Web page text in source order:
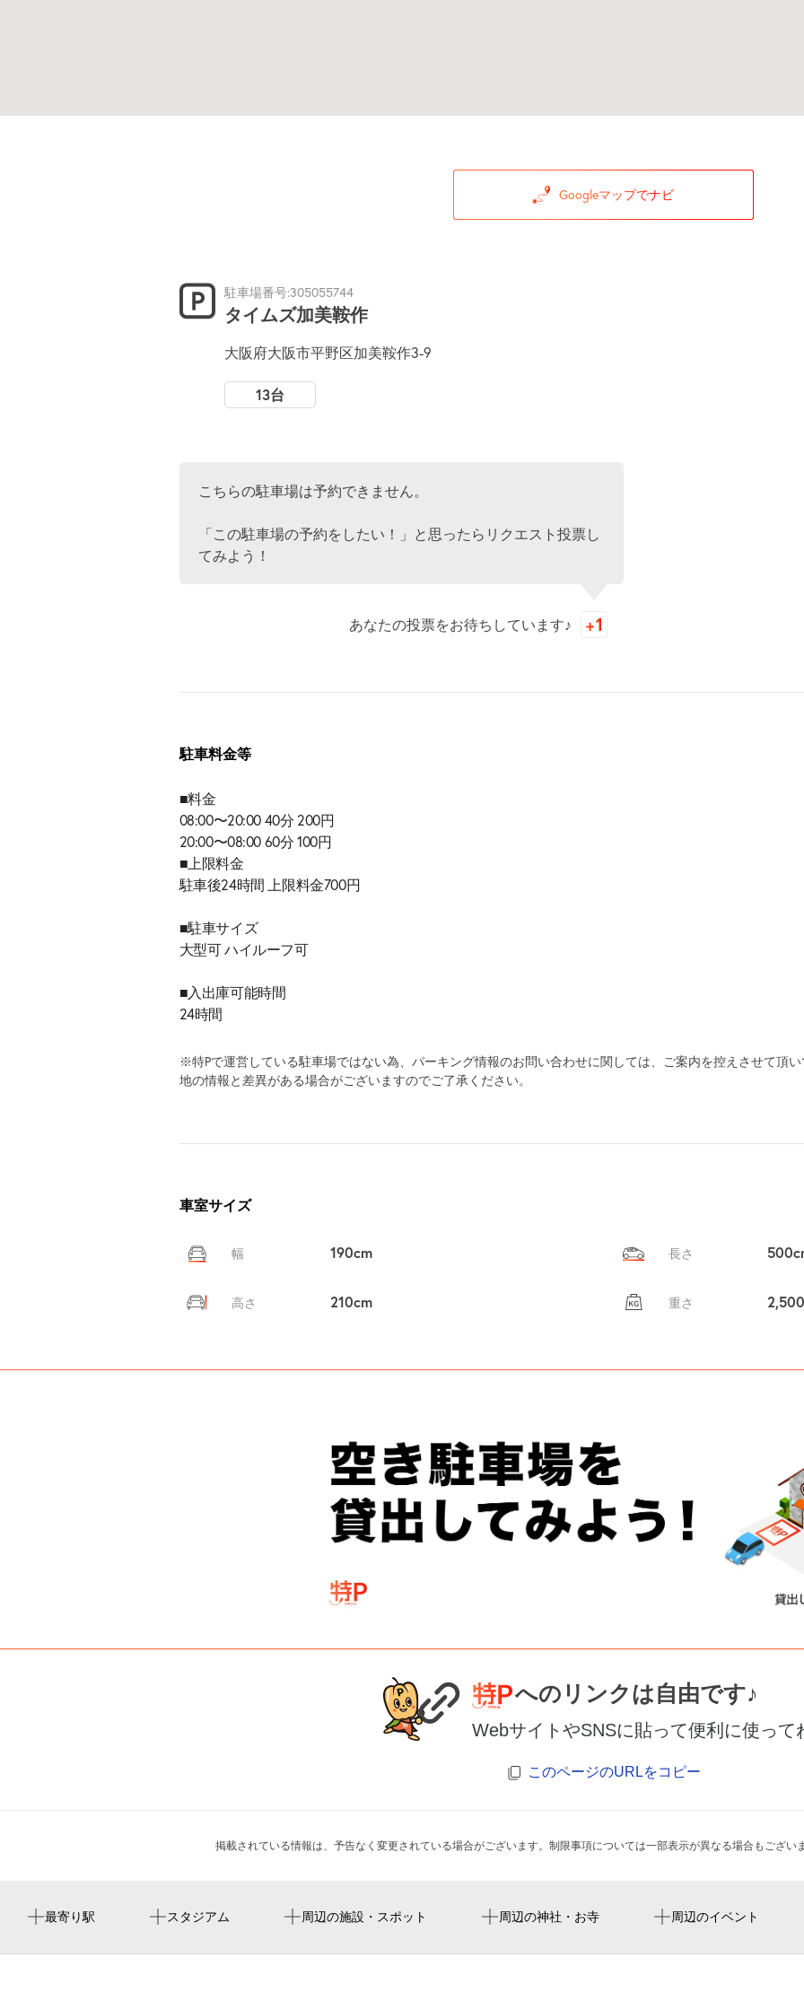
Googleマップでナビ
駐車場番号:305055744
タイムズ加美鞍作
大阪府大阪市平野区加美鞍作3-9
13台
こちらの駐車場は予約できません。
「この駐車場の予約をしたい！」と思ったらリクエスト投票し
てみよう！
あなたの投票をお待ちしています♪
駐車料金等
■料金
08:00〜20:00 40分 200円
20:00〜08:00 60分 100円
■上限料金
駐車後24時間 上限料金700円
■駐車サイズ
大型可 ハイルーフ可
■入出庫可能時間
24時間
※特Pで運営している駐車場ではない為、パーキング情報のお問い合わせに関しては、ご案内を控えさせて頂
地の情報と差異がある場合がございますのでご了承ください。
車室サイズ
幅 190cm 長さ
高さ 210cm 重さ
へのリンクは自由です♪
WebサイトやSNSに貼って便利に使って
このページのURLをコピー
掲載されている情報は、予告なく変更されている場合がございます。制限事項については一部表示が異なる場合もござい
最寄り駅 スタジアム 周辺の施設・スポット 周辺の神社・お寺 周辺のイベント
加美駅
新加美駅
周辺にスタジアムが見つかりませんでした。
加美西公園（児）
平野典礼会館
周辺に神社・お寺が見つかりませんでした。
周辺にイベントが見つかりませんでした。